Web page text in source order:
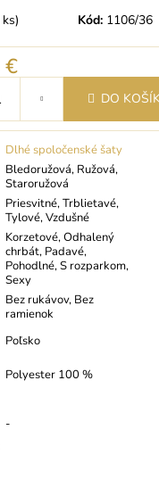
Kód: 1106/36
€
DO
Dlhé spoločenské šaty
Bledoružová, Ružová,
Staroružová
Priesvitné, Trblietavé,
Tylové, Vzdušné
Korzetové, Odhalený
chrbát, Padavé,
Pohodlné, S rozparkom,
Sexy
Bez rukávov, Bez
ramienok
Poľsko
Polyester 100 %
-